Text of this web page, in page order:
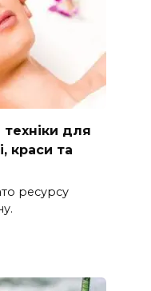
для
краси та
ресурсу